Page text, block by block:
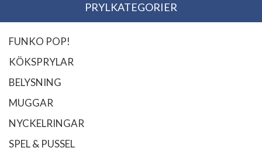
PRYLKATEGORIER
FUNKO POP!
KÖKSPRYLAR
BELYSNING
MUGGAR
NYCKELRINGAR
SPEL & PUSSEL